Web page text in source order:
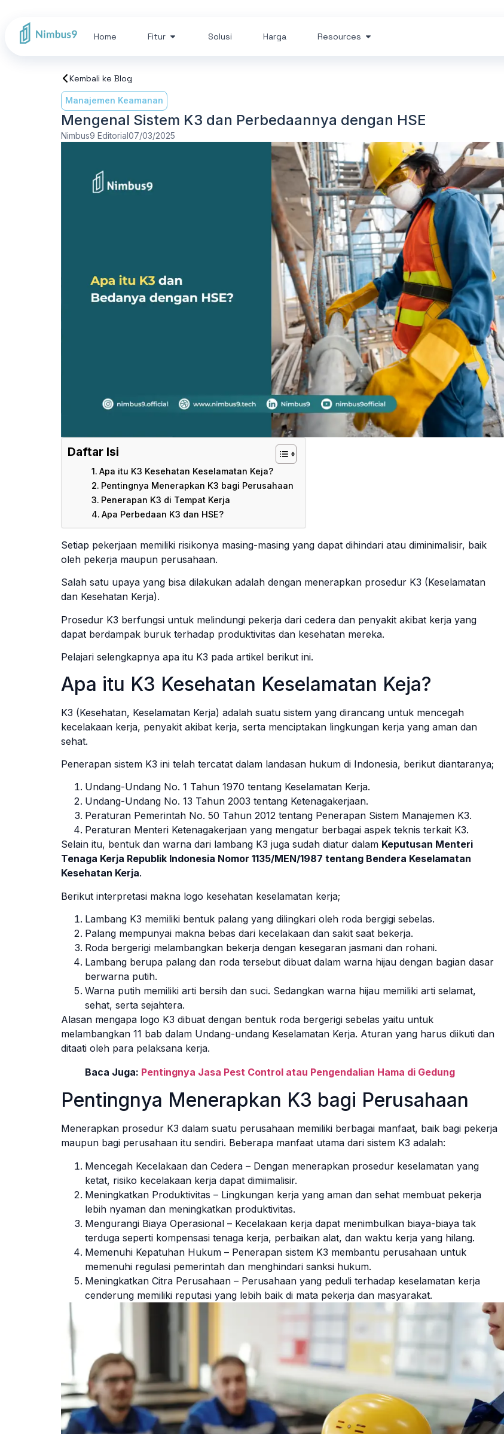
Home Fitur Solusi Harga Resources
Kembali ke Blog
Manajemen Keamanan
Mengenal Sistem K3 dan Perbedaannya dengan HSE
Nimbus9 Editorial07/03/2025
Daftar Isi
Apa itu K3 Kesehatan Keselamatan Keja?
Pentingnya Menerapkan K3 bagi Perusahaan
Penerapan K3 di Tempat Kerja
Apa Perbedaan K3 dan HSE?
Setiap pekerjaan memiliki risikonya masing-masing yang dapat dihindari atau diminimalisir, baik
oleh pekerja maupun perusahaan.
Salah satu upaya yang bisa dilakukan adalah dengan menerapkan prosedur K3 (Keselamatan
dan Kesehatan Kerja).
Prosedur K3 berfungsi untuk melindungi pekerja dari cedera dan penyakit akibat kerja yang
dapat berdampak buruk terhadap produktivitas dan kesehatan mereka.
Pelajari selengkapnya apa itu K3 pada artikel berikut ini.
Apa itu K3 Kesehatan Keselamatan Keja?
K3 (Kesehatan, Keselamatan Kerja) adalah suatu sistem yang dirancang untuk mencegah
kecelakaan kerja, penyakit akibat kerja, serta menciptakan lingkungan kerja yang aman dan
sehat.
Penerapan sistem K3 ini telah tercatat dalam landasan hukum di Indonesia, berikut diantaranya;
Undang-Undang No. 1 Tahun 1970 tentang Keselamatan Kerja.
Undang-Undang No. 13 Tahun 2003 tentang Ketenagakerjaan.
Peraturan Pemerintah No. 50 Tahun 2012 tentang Penerapan Sistem Manajemen K3.
Peraturan Menteri Ketenagakerjaan yang mengatur berbagai aspek teknis terkait K3.
Selain itu, bentuk dan warna dari lambang K3 juga sudah diatur dalam Keputusan Menteri
Tenaga Kerja Republik Indonesia Nomor 1135/MEN/1987 tentang Bendera Keselamatan
Kesehatan Kerja.
Berikut interpretasi makna logo kesehatan keselamatan kerja;
Lambang K3 memiliki bentuk palang yang dilingkari oleh roda bergigi sebelas.
Palang mempunyai makna bebas dari kecelakaan dan sakit saat bekerja.
Roda bergerigi melambangkan bekerja dengan kesegaran jasmani dan rohani.
Lambang berupa palang dan roda tersebut dibuat dalam warna hijau dengan bagian dasar
berwarna putih.
Warna putih memiliki arti bersih dan suci. Sedangkan warna hijau memiliki arti selamat,
sehat, serta sejahtera.
Alasan mengapa logo K3 dibuat dengan bentuk roda bergerigi sebelas yaitu untuk
melambangkan 11 bab dalam Undang-undang Keselamatan Kerja. Aturan yang harus diikuti dan
ditaati oleh para pelaksana kerja.
Baca Juga: Pentingnya Jasa Pest Control atau Pengendalian Hama di Gedung
Pentingnya Menerapkan K3 bagi Perusahaan
Menerapkan prosedur K3 dalam suatu perusahaan memiliki berbagai manfaat, baik bagi pekerja
maupun bagi perusahaan itu sendiri. Beberapa manfaat utama dari sistem K3 adalah:
Mencegah Kecelakaan dan Cedera – Dengan menerapkan prosedur keselamatan yang
ketat, risiko kecelakaan kerja dapat dimiimalisir.
Meningkatkan Produktivitas – Lingkungan kerja yang aman dan sehat membuat pekerja
lebih nyaman dan meningkatkan produktivitas.
Mengurangi Biaya Operasional – Kecelakaan kerja dapat menimbulkan biaya-biaya tak
terduga seperti kompensasi tenaga kerja, perbaikan alat, dan waktu kerja yang hilang.
Memenuhi Kepatuhan Hukum – Penerapan sistem K3 membantu perusahaan untuk
memenuhi regulasi pemerintah dan menghindari sanksi hukum.
Meningkatkan Citra Perusahaan – Perusahaan yang peduli terhadap keselamatan kerja
cenderung memiliki reputasi yang lebih baik di mata pekerja dan masyarakat.